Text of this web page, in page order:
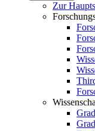
Zur